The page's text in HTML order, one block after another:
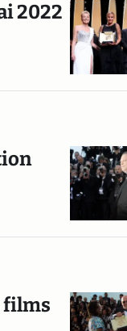
2022
films